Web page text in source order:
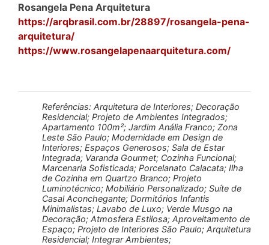
Rosangela Pena Arquitetura
https://arqbrasil.com.br/28897/rosangela-pena-
arquitetura/
https://www.rosangelapenaarquitetura.com/
Referências: Arquitetura de Interiores; Decoração
Residencial; Projeto de Ambientes Integrados;
Apartamento 100m²; Jardim Anália Franco; Zona
Leste São Paulo; Modernidade em Design de
Interiores; Espaços Generosos; Sala de Estar
Integrada; Varanda Gourmet; Cozinha Funcional;
Marcenaria Sofisticada; Porcelanato Calacata; Ilha
de Cozinha em Quartzo Branco; Projeto
Luminotécnico; Mobiliário Personalizado; Suíte de
Casal Aconchegante; Dormitórios Infantis
Minimalistas; Lavabo de Luxo; Verde Musgo na
Decoração; Atmosfera Estilosa; Aproveitamento de
Espaço; Projeto de Interiores São Paulo; Arquitetura
Residencial; Integrar Ambientes;